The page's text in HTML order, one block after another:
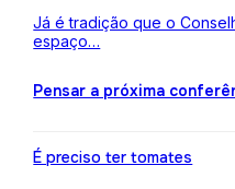
Já é tradição que o
espaço…
Pensar a próxima
É preciso ter tomates